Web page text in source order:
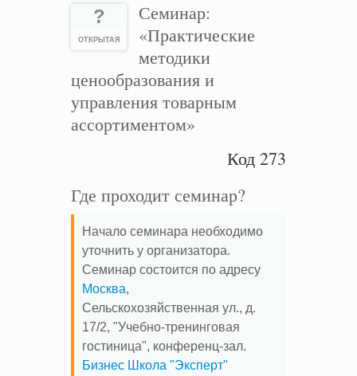
Войти
Регистрация
?
ОТКРЫТАЯ
Семинар:
«Практические
методики
ценообразования и
управления товарным
ассортиментом»
Код 273
Где проходит семинар?
Начало семинара необходимо
уточнить у организатора.
Семинар состоится по адресу
Москва,
Сельскохозяйственная ул., д.
17/2, "Учебно-тренинговая
гостиница", конференц-зал.
Бизнес Школа "Эксперт"